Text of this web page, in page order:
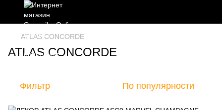
ATLAS CONCORDE
ATLAS CONCORDE
Фильтр По популярности